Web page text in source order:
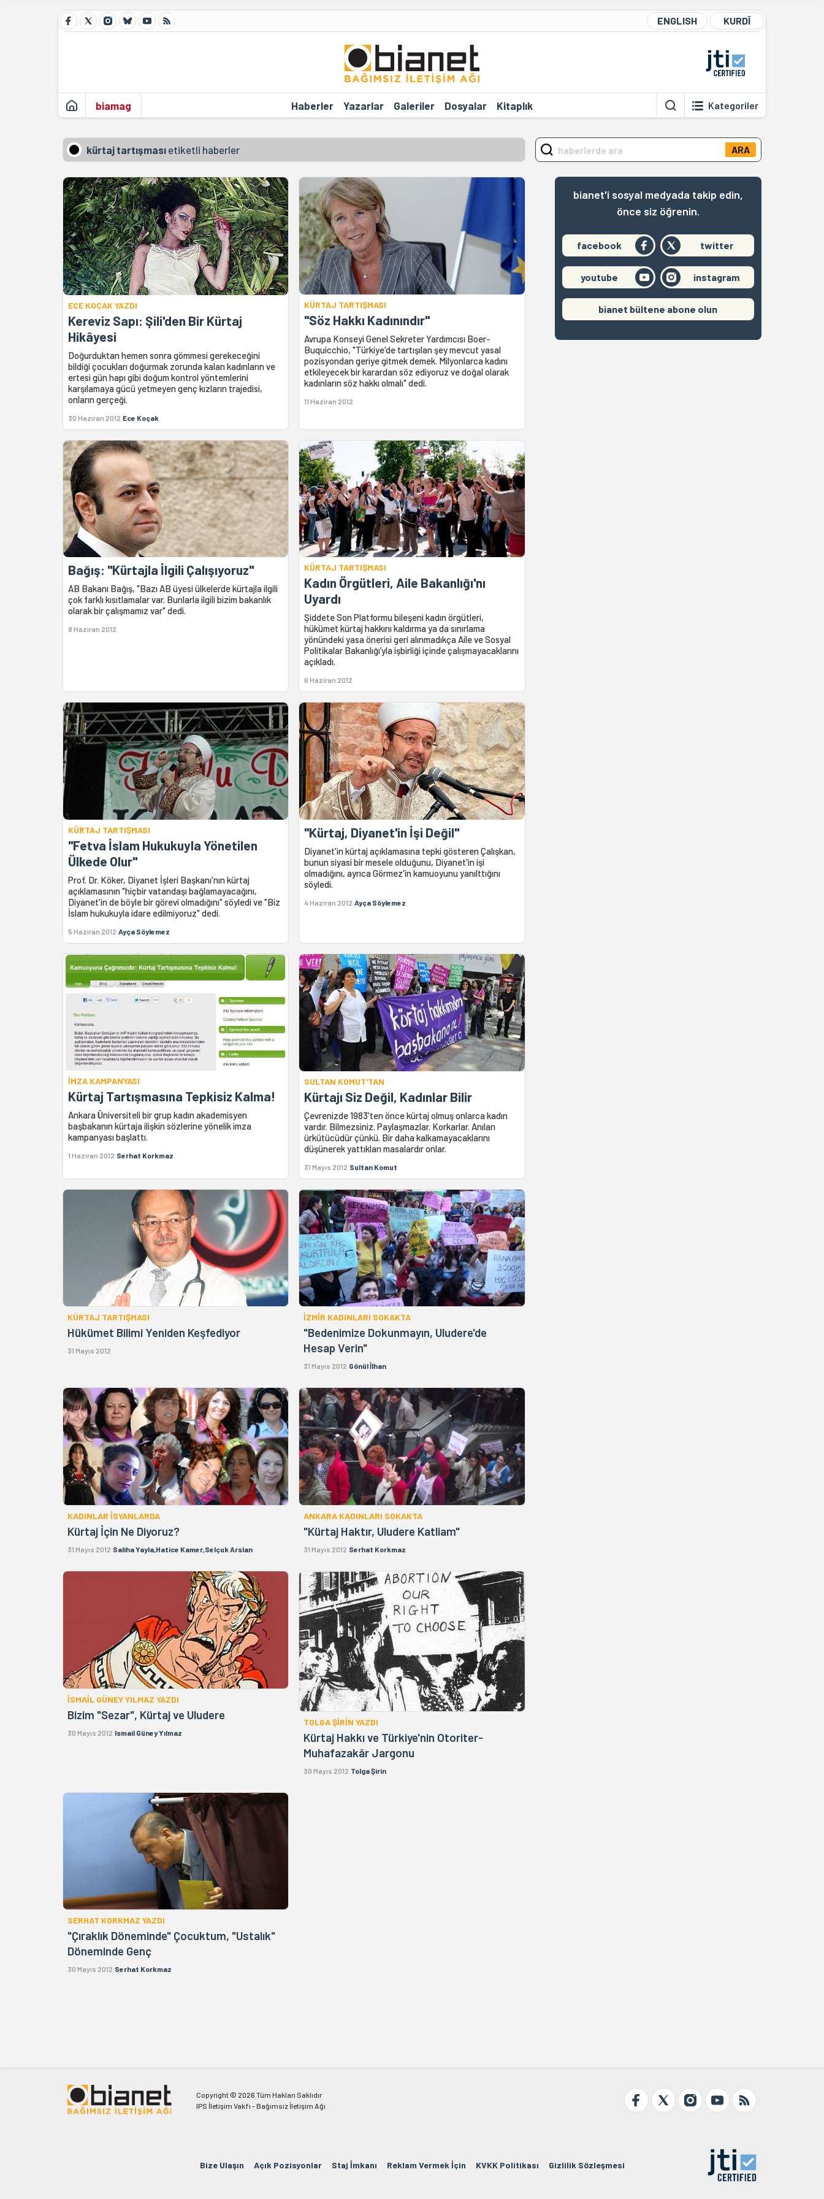
ENGLISH KURDÎ
biamag Haberler Yazarlar Galeriler Dosyalar Kitaplık Kategoriler
kürtaj tartışması etiketli haberler
ECE KOÇAK YAZDI
Kereviz Sapı: Şili'den Bir Kürtaj
Hikâyesi
Doğurduktan hemen sonra gömmesi gerekeceğini
bildiği çocukları doğurmak zorunda kalan kadınların ve
ertesi gün hapı gibi doğum kontrol yöntemlerini
karşılamaya gücü yetmeyen genç kızların trajedisi,
onların gerçeği.
30 Haziran 2012 Ece Koçak
KÜRTAJ TARTIŞMASI
"Söz Hakkı Kadınındır"
Avrupa Konseyi Genel Sekreter Yardımcısı Boer-
Buquicchio, "Türkiye'de tartışılan şey mevcut yasal
pozisyondan geriye gitmek demek. Milyonlarca kadını
etkileyecek bir karardan söz ediyoruz ve doğal olarak
kadınların söz hakkı olmalı" dedi.
11 Haziran 2012
Bağış: "Kürtajla İlgili Çalışıyoruz"
AB Bakanı Bağış, "Bazı AB üyesi ülkelerde kürtajla ilgili
çok farklı kısıtlamalar var. Bunlarla ilgili bizim bakanlık
olarak bir çalışmamız var" dedi.
8 Haziran 2012
KÜRTAJ TARTIŞMASI
Kadın Örgütleri, Aile Bakanlığı'nı
Uyardı
Şiddete Son Platformu bileşeni kadın örgütleri,
hükümet kürtaj hakkını kaldırma ya da sınırlama
yönündeki yasa önerisi geri alınmadıkça Aile ve Sosyal
Politikalar Bakanlığı’yla işbirliği içinde çalışmayacaklarını
açıkladı.
6 Haziran 2012
KÜRTAJ TARTIŞMASI
"Fetva İslam Hukukuyla Yönetilen
Ülkede Olur"
Prof. Dr. Köker, Diyanet İşleri Başkanı'nın kürtaj
açıklamasının "hiçbir vatandaşı bağlamayacağını,
Diyanet'in de böyle bir görevi olmadığını" söyledi ve "Biz
İslam hukukuyla idare edilmiyoruz" dedi.
5 Haziran 2012 Ayça Söylemez
"Kürtaj, Diyanet'in İşi Değil"
Diyanet'in kürtaj açıklamasına tepki gösteren Çalışkan,
bunun siyasi bir mesele olduğunu, Diyanet'in işi
olmadığını, ayrıca Görmez'in kamuoyunu yanılttığını
söyledi.
4 Haziran 2012 Ayça Söylemez
İMZA KAMPANYASI
Kürtaj Tartışmasına Tepkisiz Kalma!
Ankara Üniversiteli bir grup kadın akademisyen
başbakanın kürtaja ilişkin sözlerine yönelik imza
kampanyası başlattı.
1 Haziran 2012 Serhat Korkmaz
SULTAN KOMUT'TAN
Kürtajı Siz Değil, Kadınlar Bilir
Çevrenizde 1983'ten önce kürtaj olmuş onlarca kadın
vardır. Bilmezsiniz. Paylaşmazlar. Korkarlar. Anıları
ürkütücüdür çünkü. Bir daha kalkamayacaklarını
düşünerek yattıkları masalardır onlar.
31 Mayıs 2012 Sultan Komut
KÜRTAJ TARTIŞMASI
Hükümet Bilimi Yeniden Keşfediyor
31 Mayıs 2012
İZMİR KADINLARI SOKAKTA
"Bedenimize Dokunmayın, Uludere'de
Hesap Verin"
31 Mayıs 2012 Gönül İlhan
KADINLAR İSYANLARDA
Kürtaj İçin Ne Diyoruz?
31 Mayıs 2012 Saliha Yayla,Hatice Kamer,Selçuk Arslan
ANKARA KADINLARI SOKAKTA
"Kürtaj Haktır, Uludere Katliam"
31 Mayıs 2012 Serhat Korkmaz
İSMAİL GÜNEY YILMAZ YAZDI
Bizim "Sezar", Kürtaj ve Uludere
30 Mayıs 2012 Ismail Güney Yılmaz
TOLGA ŞİRİN YAZDI
Kürtaj Hakkı ve Türkiye'nin Otoriter-
Muhafazakâr Jargonu
30 Mayıs 2012 Tolga Şirin
SERHAT KORKMAZ YAZDI
"Çıraklık Döneminde" Çocuktum, "Ustalık"
Döneminde Genç
30 Mayıs 2012 Serhat Korkmaz
ARA
bianet'i sosyal medyada takip edin,
önce siz öğrenin.
facebook twitter
youtube instagram
bianet bültene abone olun
Copyright © 2026 Tüm Hakları Saklıdır
IPS İletişim Vakfı - Bağımsız İletişim Ağı
Bize Ulaşın Açık Pozisyonlar Staj İmkanı Reklam Vermek İçin KVKK Politikası Gizlilik Sözleşmesi